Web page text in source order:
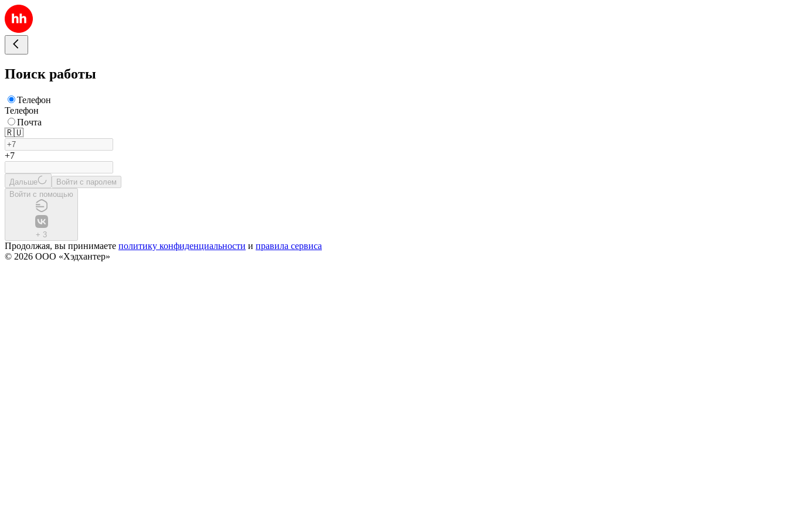
Поиск работы
Телефон
Телефон
Почта
🇷🇺
+7
Дальше
Войти с паролем
Войти с помощью
+ 3
Продолжая, вы принимаете политику конфиденциальности и правила сервиса
© 2026 ООО «Хэдхантер»